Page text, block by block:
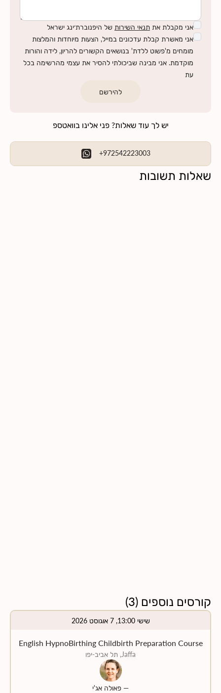
אני מקבלת את תנאי השירות של היפנוברת׳ינג ישראל
אני מאשרת קבלת עדכונים במייל, הצעות מיוחדות והמלצות
מומחים מ'פשוט ללדת' בנושאים הקשורים להריון, לידה והורות
מוקדמת. אני מבינה שביכולתי להסיר את עצמי מהרשימה בכל
עת
להירשם
יש לך עוד שאלות? פני אלינו בוואטספ
+972542223003
שאלות תשובות
קורסים נוספים (
3
)
שישי 13:00, 7 אוגוסט 2026
English HypnoBirthing Childbirth Preparation Course
Jaffa, תל אביב-יפו
— פאולה אג'י